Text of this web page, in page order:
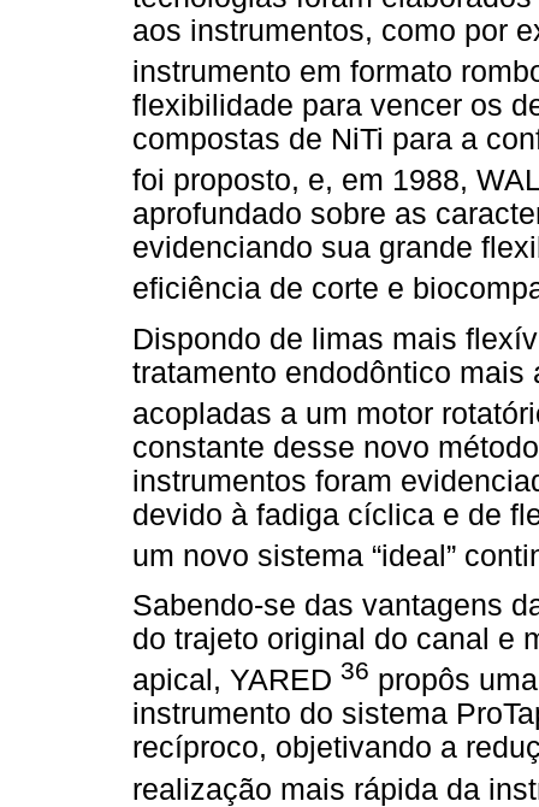
aos instrumentos, como por
instrumento em formato
flexibilidade para vencer os
compostas de NiTi para a
foi proposto, e, em 1988,
aprofundado sobre as
evidenciando sua grande
eficiência de corte e
Dispondo de limas mais
tratamento endodôntico
acopladas a um motor
constante desse novo
instrumentos foram
devido à fadiga cíclica e de
um novo sistema “ideal”
Sabendo-se das vantagens
do trajeto original do canal e
apical, YARED 36 propôs
instrumento do sistema
recíproco, objetivando a
realização mais rápida da